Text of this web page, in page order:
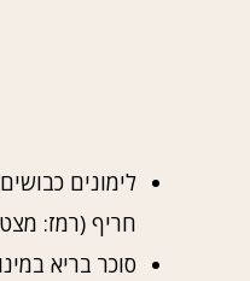
לימונים
חריף (רמז:
סוכר בריא